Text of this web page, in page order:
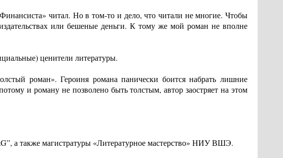
читал. Но в том-то и дело, что читали не многие. Чтобы
или бешеные деньги. К тому же мой роман не вполне
ценители литературы.
роман». Героиня романа панически боится набрать лишние
и роману не позволено быть толстым, автор заостряет на этом
а также магистратуры «Литературное мастерство» НИУ ВШЭ.